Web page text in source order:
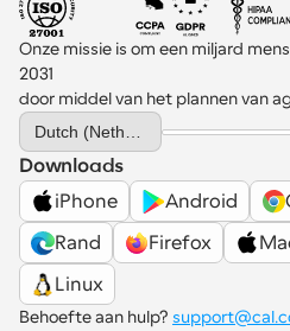
Onze missie is om een miljard
2031
door middel van het plannen van
Select Language
Downloads
iPhone
Android
Rand
Firefox
Linux
Behoefte aan hulp?